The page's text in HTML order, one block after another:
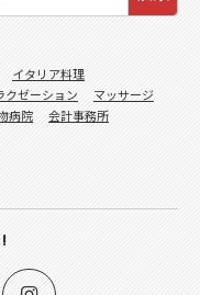
イタリア料理
クゼーション
マッサージ
病院
会計事務所